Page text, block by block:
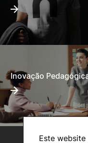
Este
Inovação